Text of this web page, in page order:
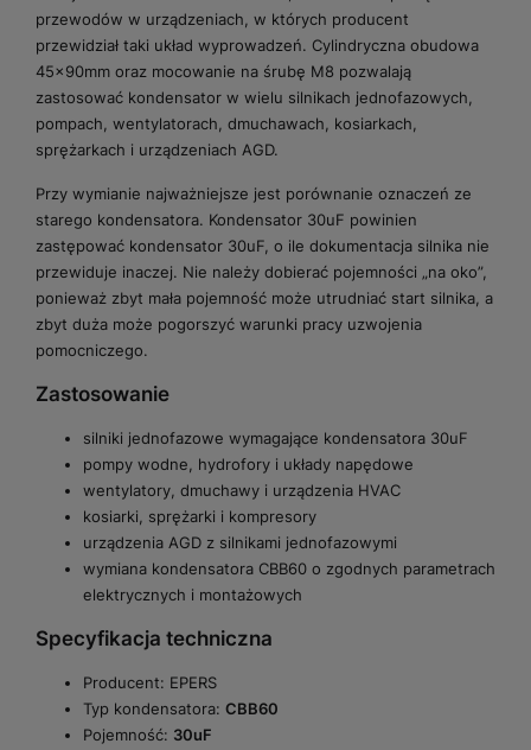
przewodów w urządzeniach, w których producent
przewidział taki układ wyprowadzeń. Cylindryczna obudowa
45x90mm oraz mocowanie na śrubę M8 pozwalają
zastosować kondensator w wielu silnikach jednofazowych,
pompach, wentylatorach, dmuchawach, kosiarkach,
sprężarkach i urządzeniach AGD.
Przy wymianie najważniejsze jest porównanie oznaczeń ze
starego kondensatora. Kondensator 30uF powinien
zastępować kondensator 30uF, o ile dokumentacja silnika nie
przewiduje inaczej. Nie należy dobierać pojemności „na oko”,
ponieważ zbyt mała pojemność może utrudniać start silnika, a
zbyt duża może pogorszyć warunki pracy uzwojenia
pomocniczego.
Zastosowanie
silniki jednofazowe wymagające kondensatora 30uF
pompy wodne, hydrofory i układy napędowe
wentylatory, dmuchawy i urządzenia HVAC
kosiarki, sprężarki i kompresory
urządzenia AGD z silnikami jednofazowymi
wymiana kondensatora CBB60 o zgodnych parametrach
elektrycznych i montażowych
Specyfikacja techniczna
Producent: EPERS
Typ kondensatora: CBB60
Pojemność: 30uF